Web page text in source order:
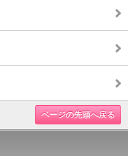
ページの先頭へ戻る